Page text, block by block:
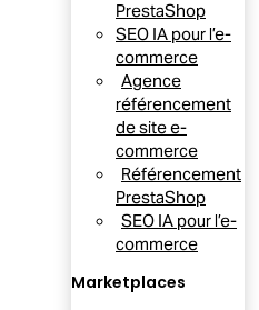
PrestaShop
SEO IA pour l’e-
commerce
Agence
référencement
de site e-
commerce
Référencement
PrestaShop
SEO IA pour l’e-
commerce
Marketplaces